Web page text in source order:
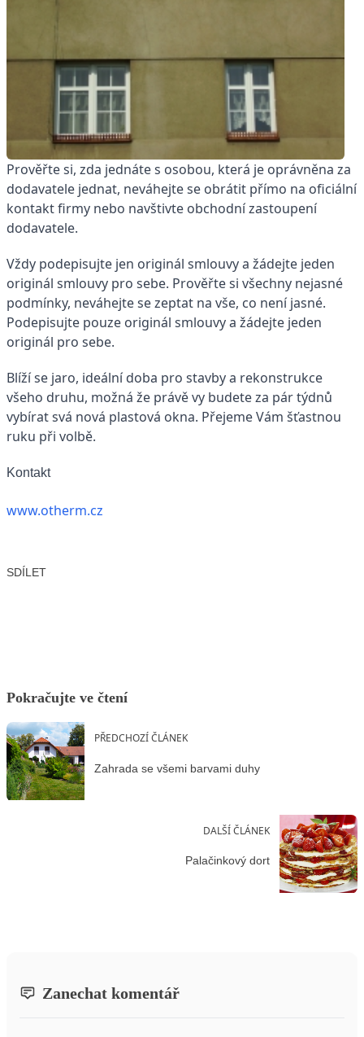
Prověřte si, zda jednáte s osobou, která je oprávněna za
dodavatele jednat, neváhejte se obrátit přímo na oficiální
kontakt firmy nebo navštivte obchodní zastoupení
dodavatele.
Vždy podepisujte jen originál smlouvy a žádejte jeden
originál smlouvy pro sebe. Prověřte si všechny nejasné
podmínky, neváhejte se zeptat na vše, co není jasné.
Podepisujte pouze originál smlouvy a žádejte jeden
originál pro sebe.
Blíží se jaro, ideální doba pro stavby a rekonstrukce
všeho druhu, možná že právě vy budete za pár týdnů
vybírat svá nová plastová okna. Přejeme Vám šťastnou
ruku při volbě.
Kontakt
www.otherm.cz
SDÍLET
Pokračujte ve čtení
PŘEDCHOZÍ ČLÁNEK
Zahrada se všemi barvami duhy
DALŠÍ ČLÁNEK
Palačinkový dort
Zanechat komentář